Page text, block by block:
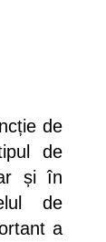
de
de
și în
de
a